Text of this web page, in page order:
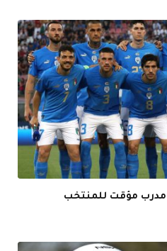
مدرب مؤقت للمنتخب